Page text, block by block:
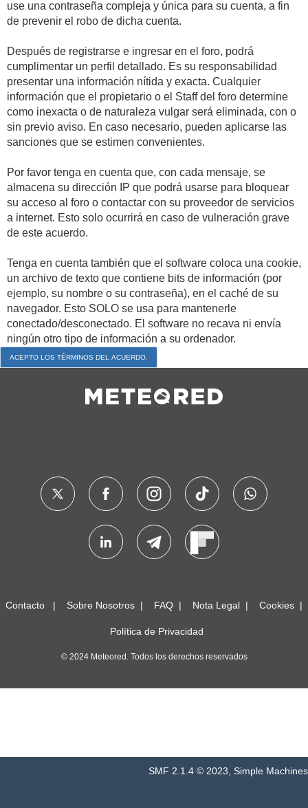
use una contraseña compleja y única para su cuenta, a fin
de prevenir el robo de dicha cuenta.
Después de registrarse e ingresar en el foro, podrá
cumplimentar un perfil detallado. Es su responsabilidad
presentar una información nítida y exacta. Cualquier
información que el propietario o el Staff del foro determine
como inexacta o de naturaleza vulgar será eliminada, con o
sin previo aviso. En caso necesario, pueden aplicarse las
sanciones que se estimen convenientes.
Por favor tenga en cuenta que, con cada mensaje, se
almacena su dirección IP que podrá usarse para bloquear
su acceso al foro o contactar con su proveedor de servicios
a internet. Esto solo ocurrirá en caso de vulneración grave
de este acuerdo.
Tenga en cuenta también que el software coloca una cookie,
un archivo de texto que contiene bits de información (por
ejemplo, su nombre o su contraseña), en el caché de su
navegador. Esto SOLO se usa para mantenerle
conectado/desconectado. El software no recava ni envía
ningún otro tipo de información a su ordenador.
Contacto Sobre Nosotros FAQ Nota Legal Cookies
Política de Privacidad
© 2024 Meteored. Todos los derechos reservados
SMF 2.1.4 © 2023 Simple Machines